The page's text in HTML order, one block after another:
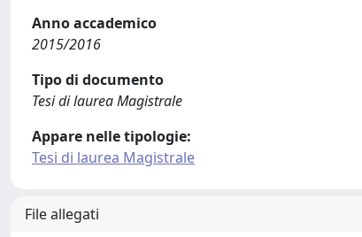
Anno accademico
2015/2016
Tipo di documento
Tesi di laurea Magistrale
Appare nelle tipologie:
Tesi di laurea Magistrale
File allegati